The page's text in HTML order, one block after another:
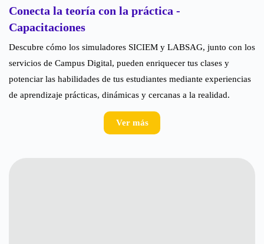
Conecta la teoría con la práctica -
Capacitaciones
Descubre cómo los simuladores SICIEM y LABSAG, junto con los
servicios de Campus Digital, pueden enriquecer tus clases y
potenciar las habilidades de tus estudiantes mediante experiencias
de aprendizaje prácticas, dinámicas y cercanas a la realidad.
Ver más